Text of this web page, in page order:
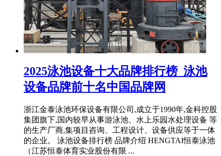
2025泳池设备十大品牌排行榜_泳池
设备品牌前十名中国品牌网
浙江金泰泳池环保设备有限公司,成立于1990年,金科控股
集团旗下,国内较早从事游泳池、水上乐园水处理设备 等
的生产厂商,集项目咨询、工程设计、设备供应等于一体
的企业。 泳池设备排行榜 品牌介绍 HENGTAI恒泰泳池
（江苏恒泰体育实业股份有限 ...